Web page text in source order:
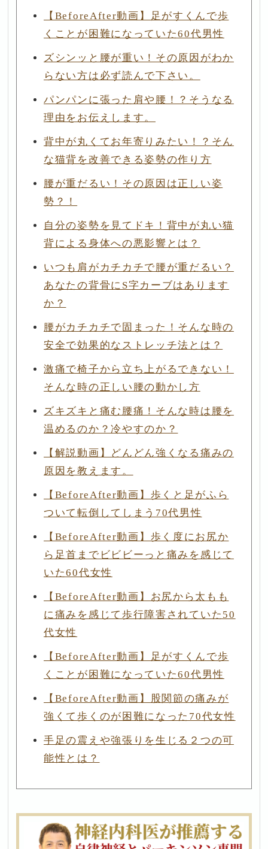
【BeforeAfter動画】足がすくんで歩
くことが困難になっていた60代男性
ズシンッと腰が重い！その原因がわか
らない方は必ず読んで下さい。
パンパンに張った肩や腰！？そうなる
理由をお伝えします。
背中が丸くてお年寄りみたい！？そん
な猫背を改善できる姿勢の作り方
腰が重だるい！その原因は正しい姿
勢？！
自分の姿勢を見てドキ！背中が丸い猫
背による身体への悪影響とは？
いつも肩がカチカチで腰が重だるい？
あなたの背骨にS字カーブはあります
か？
腰がカチカチで固まった！そんな時の
安全で効果的なストレッチ法とは？
激痛で椅子から立ち上がるできない！
そんな時の正しい腰の動かし方
ズキズキと痛む腰痛！そんな時は腰を
温めるのか？冷やすのか？
【解説動画】どんどん強くなる痛みの
原因を教えます。
【BeforeAfter動画】歩くと足がふら
ついて転倒してしまう70代男性
【BeforeAfter動画】歩く度にお尻か
ら足首までビビビーっと痛みを感じて
いた60代女性
【BeforeAfter動画】お尻から太もも
に痛みを感じて歩行障害されていた50
代女性
【BeforeAfter動画】足がすくんで歩
くことが困難になっていた60代男性
【BeforeAfter動画】股関節の痛みが
強くて歩くのが困難になった70代女性
手足の震えや強張りを生じる２つの可
能性とは？